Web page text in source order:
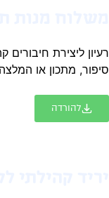
ליצירת חיבורים
מתכון או המלצה
להורדה